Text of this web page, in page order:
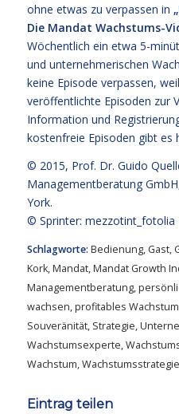
ohne etwas zu verpassen in
Die Mandat Wachstums-
Wöchentlich ein etwa 5-
und unternehmerischen
keine Episode verpassen,
veröffentlichte Episoden zur
Information und
kostenfreie Episoden gibt es
© 2015, Prof. Dr. Guido
Managementberatung
York.
© Sprinter: mezzotint_fotolia
Schlagworte: Bedienung, Gast,
Kork,Mandat,Mandat Growth
Managementberatung,
wachsen,profitables Wachstum
Souveränität, Strategie,
Wachstumsexperte,
Wachstum,Wachstumsstrategie
Eintrag teilen